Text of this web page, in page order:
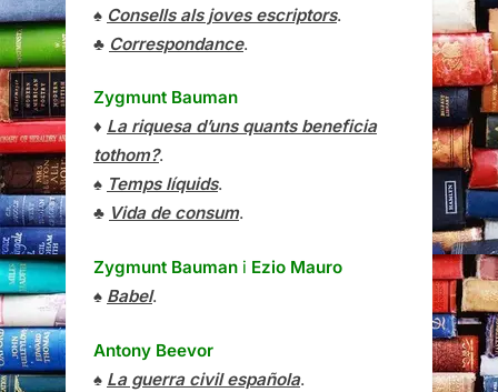
♠ Consells als joves escriptors.
♣ Correspondance.
Zygmunt Bauman
♦ La riquesa d’uns quants beneficia
tothom?.
♠ Temps líquids.
♣ Vida de consum.
Zygmunt Bauman i Ezio Mauro
♠ Babel.
Antony Beevor
♠ La guerra civil española.